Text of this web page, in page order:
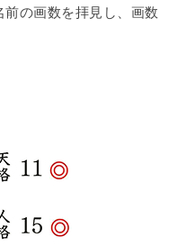
の画数を拝見し、画数